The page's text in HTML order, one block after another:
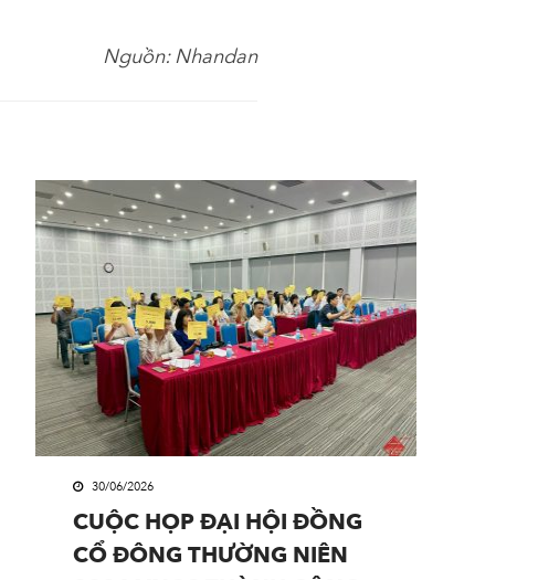
Nguồn: Nhandan
30/06/2026
CUỘC HỌP ĐẠI HỘI ĐỒNG
CỔ ĐÔNG THƯỜNG NIÊN